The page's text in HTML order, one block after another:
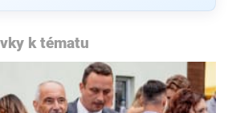
k tématu